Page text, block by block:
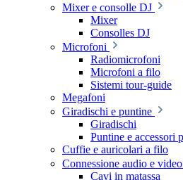
Mixer e consolle DJ
Mixer
Consolles DJ
Microfoni
Radiomicrofoni
Microfoni a filo
Sistemi tour-guide
Megafoni
Giradischi e puntine
Giradischi
Puntine e accessori
Cuffie e auricolari a filo
Connessione audio e video
Cavi in matassa